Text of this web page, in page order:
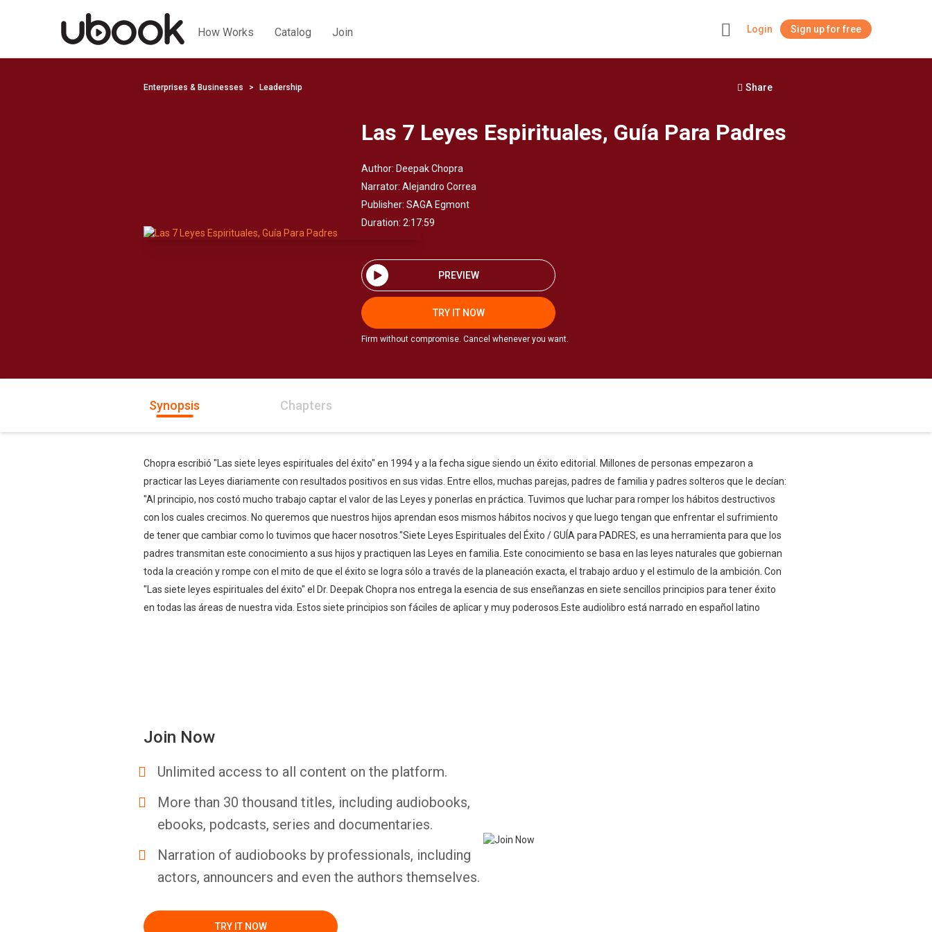
How Works Catalog Join Login Sign up for free
Enterprises & Businesses Leadership Share
Las 7 Leyes Espirituales, Guía Para Padres
Author: Deepak Chopra
Narrator: Alejandro Correa
Publisher: SAGA Egmont
Duration: 2:17:59
PREVIEW
TRY IT NOW
Firm without compromise. Cancel whenever you want.
Synopsis Chapters
Chopra escribió "Las siete leyes espirituales del éxito" en 1994 y a la fecha sigue siendo un éxito editorial. Millones de personas empezaron a
practicar las Leyes diariamente con resultados positivos en sus vidas. Entre ellos, muchas parejas, padres de familia y padres solteros que le decían:
"Al principio, nos costó mucho trabajo captar el valor de las Leyes y ponerlas en práctica. Tuvimos que luchar para romper los hábitos destructivos
con los cuales crecimos. No queremos que nuestros hijos aprendan esos mismos hábitos nocivos y que luego tengan que enfrentar el sufrimiento
de tener que cambiar como lo tuvimos que hacer nosotros."Siete Leyes Espirituales del Éxito / GUÍA para PADRES, es una herramienta para que los
padres transmitan este conocimiento a sus hijos y practiquen las Leyes en familia. Este conocimiento se basa en las leyes naturales que gobiernan
toda la creación y rompe con el mito de que el éxito se logra sólo a través de la planeación exacta, el trabajo arduo y el estimulo de la ambición. Con
"Las siete leyes espirituales del éxito" el Dr. Deepak Chopra nos entrega la esencia de sus enseñanzas en siete sencillos principios para tener éxito
en todas las áreas de nuestra vida. Estos siete principios son fáciles de aplicar y muy poderosos.Este audiolibro está narrado en español latino
Join Now
Unlimited access to all content on the platform.
More than 30 thousand titles, including audiobooks,
ebooks, podcasts, series and documentaries.
Narration of audiobooks by professionals, including
actors, announcers and even the authors themselves.
TRY IT NOW